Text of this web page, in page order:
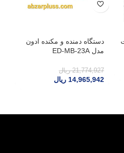
وات
دستگاه دمنده و مکنده ادون
مدل ED-MB-23A
21,774,927 ریال
14,965,942 ریال